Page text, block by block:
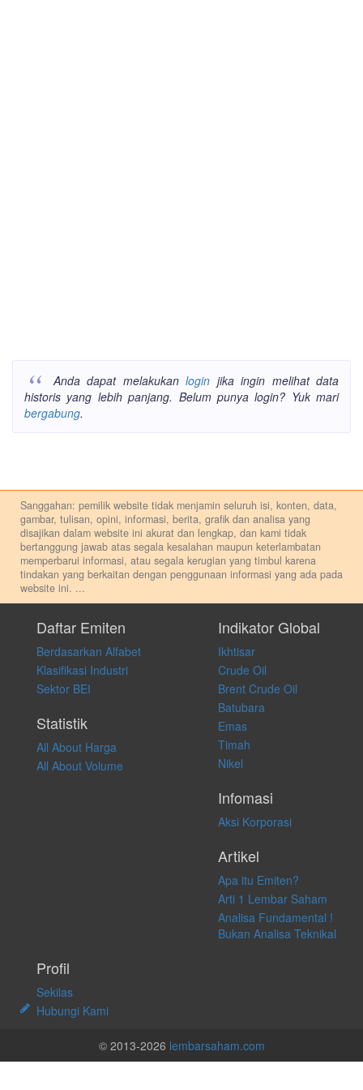
Anda dapat melakukanlogin jika ingin melihat data
historis yang lebih panjang. Belum punya login? Yuk mari
bergabung.
Sanggahan: pemilik website tidak menjamin seluruh isi, konten, data,
gambar, tulisan, opini, informasi, berita, grafik dan analisa yang
disajikan dalam website ini akurat dan lengkap, dan kami tidak
bertanggung jawab atas segala kesalahan maupun keterlambatan
memperbarui informasi, atau segala kerugian yang timbul karena
tindakan yang berkaitan dengan penggunaan informasi yang ada pada
website ini. ...
pribadi. Kami tidak memberi anjuran, saran, rekomendasi untuk
membeli, menjual atau melakukan aktivitas lain yang terkait dengan
transaksi perdagangan apapun, dan kami tidak bertanggung jawab
atas keputusan investasi yang dilakukan dalam kondisi dan situasi
apapun juga, yang diakibatkan secara langsung maupun tidak
langsung atas konten pada website ini.
Daftar Emiten
Berdasarkan Alfabet
Klasifikasi Industri
Sektor BEI
Statistik
All About Harga
All About Volume
Indikator Global
Ikhtisar
Crude Oil
Brent Crude Oil
Batubara
Emas
Timah
Nikel
Infomasi
Aksi Korporasi
Artikel
Apa itu Emiten?
Arti 1 Lembar Saham
Analisa Fundamental !
Bukan Analisa Teknikal
Profil
Sekilas
Hubungi Kami
© 2013-2026 lembarsaham.com